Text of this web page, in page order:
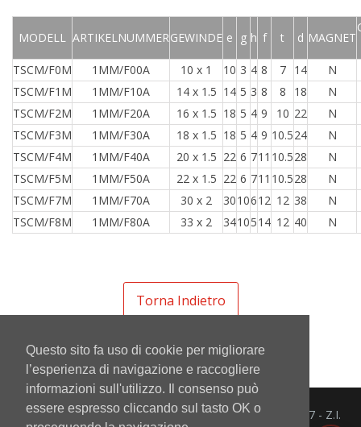
Questo sito fa uso di cookie per migliorare
l’esperienza di navigazione e raccogliere
informazioni sull'utilizzo. Il consenso può
essere espresso cliccando sul tasto OK o
MODELL ARTIKELNUMMERGEWINDE e g h f t d MAGNET
TSCM/F0M 1MM/F00A 10 x 1 10 3 4 8 7 14
N
TSCM/F1M
1MM/F10A 14 x 1.5 14 5 3 8 8 18
N
TSCM/F2M
1MM/F20A 16 x 1.5 18 5 4 9 10 22
N
TSCM/F3M
1MM/F30A 18 x 1.5 18 5 4 9 10.524
N
TSCM/F4M
1MM/F40A 20 x 1.5 22 6 711 10.528
N
TSCM/F5M
1MM/F50A 22 x 1.5 22 6 711 10.528
N
TSCM/F7M
1MM/F70A 30 x 2 3010612 12 38
N
TSCM/F8M
1MM/F80A 33 x 2 3410514 12 40 N
Torna Indietro
Mintor Srl - Via del Lavoro 3/5/7 - Z.I.